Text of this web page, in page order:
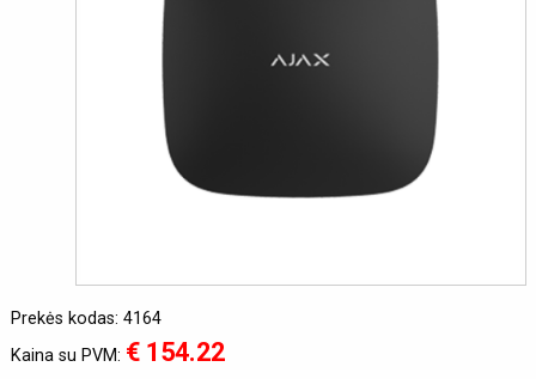
Prekės kodas: 4164
Kaina su PVM: € 154.22